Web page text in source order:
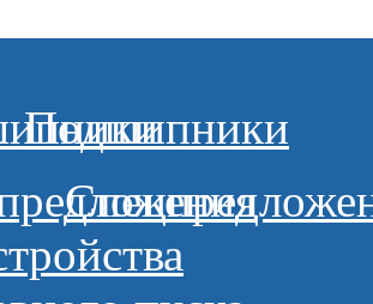
Подшипники